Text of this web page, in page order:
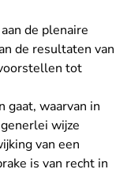
de plenaire
de resultaten van
tot
gaat, waarvan in
wijze
van een
is van recht in